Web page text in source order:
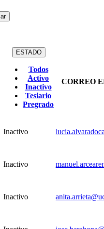
ESTADO
Todos
Activo
Inactivo
Tesiario
Pregrado
CORREO
Inactivo
Inactivo
Inactivo